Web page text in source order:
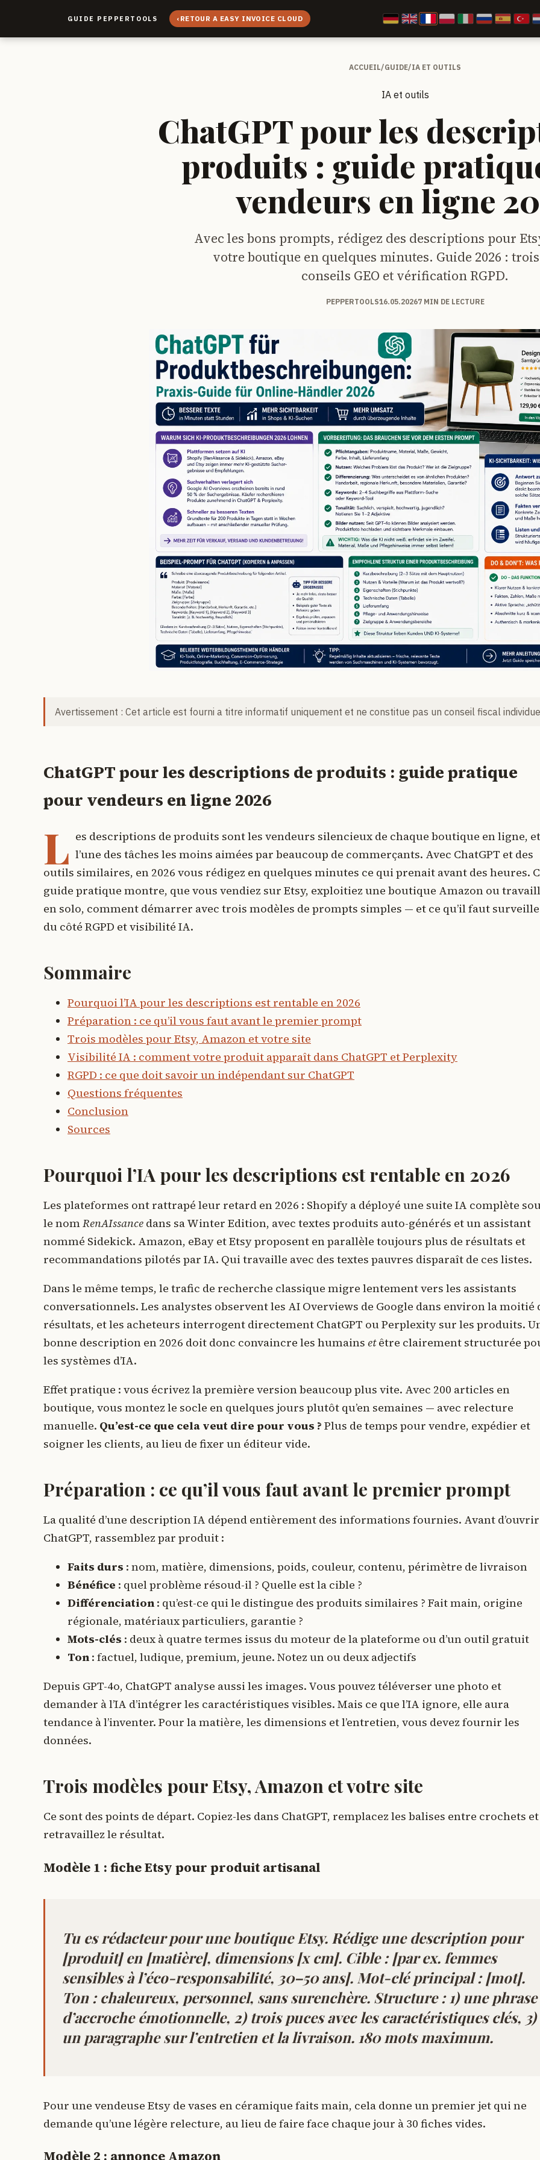
GUIDE PEPPERTOOLS ‹ RETOUR A EASY INVOICE CLOUD
ACCUEIL/GUIDE/IA ET OUTILS
IA et outils
ChatGPT pour les
produits : guide
vendeurs en ligne
Avec les bons prompts, rédigez des descriptions pour
votre boutique en quelques minutes. Guide 2026 :
conseils GEO et vérification RGPD.
PEPPERTOOLS16.05.20267 MIN DE LECTURE
Avertissement : Cet article est fourni a titre informatif uniquement et ne constitue pas un conseil fiscal
ChatGPT pour les descriptions de produits : guide pratique
pour vendeurs en ligne 2026
L es descriptions de produits sont les vendeurs silencieux de chaque boutique en ligne, et
l’une des tâches les moins aimées par beaucoup de commerçants. Avec ChatGPT et des
outils similaires, en 2026 vous rédigez en quelques minutes ce qui prenait avant des heures.
guide pratique montre, que vous vendiez sur Etsy, exploitiez une boutique Amazon ou
en solo, comment démarrer avec trois modèles de prompts simples — et ce qu’il faut
du côté RGPD et visibilité IA.
Sommaire
Pourquoi l’IA pour les descriptions est rentable en 2026
Préparation : ce qu’il vous faut avant le premier prompt
Trois modèles pour Etsy, Amazon et votre site
Visibilité IA : comment votre produit apparaît dans ChatGPT et Perplexity
RGPD : ce que doit savoir un indépendant sur ChatGPT
Questions fréquentes
Conclusion
Sources
Pourquoi l’IA pour les descriptions est rentable en 2026
Les plateformes ont rattrapé leur retard en 2026 : Shopify a déployé une suite IA complète
le nomRenAIssance dans sa Winter Edition, avec textes produits auto-générés et un assistant
nommé Sidekick. Amazon, eBay et Etsy proposent en parallèle toujours plus de résultats et
recommandations pilotés par IA. Qui travaille avec des textes pauvres disparaît de ces listes.
Dans le même temps, le trafic de recherche classique migre lentement vers les assistants
conversationnels. Les analystes observent les AI Overviews de Google dans environ la moitié
résultats, et les acheteurs interrogent directement ChatGPT ou Perplexity sur les produits.
bonne description en 2026 doit donc convaincre les humains etêtre clairement structurée
les systèmes d’IA.
Effet pratique : vous écrivez la première version beaucoup plus vite. Avec 200 articles en
boutique, vous montez le socle en quelques jours plutôt qu’en semaines — avec relecture
manuelle. Qu’est-ce que cela veut dire pour vous ? Plus de temps pour vendre, expédier et
soigner les clients, au lieu de fixer un éditeur vide.
Préparation : ce qu’il vous faut avant le premier prompt
La qualité d’une description IA dépend entièrement des informations fournies. Avant d’ouvrir
ChatGPT, rassemblez par produit :
Faits durs : nom, matière, dimensions, poids, couleur, contenu, périmètre de livraison
Bénéfice : quel problème résoud-il ? Quelle est la cible ?
Différenciation : qu’est-ce qui le distingue des produits similaires ? Fait main, origine
régionale, matériaux particuliers, garantie ?
Mots-clés : deux à quatre termes issus du moteur de la plateforme ou d’un outil gratuit
Ton : factuel, ludique, premium, jeune. Notez un ou deux adjectifs
Depuis GPT-4o, ChatGPT analyse aussi les images. Vous pouvez téléverser une photo et
demander à l’IA d’intégrer les caractéristiques visibles. Mais ce que l’IA ignore, elle aura
tendance à l’inventer. Pour la matière, les dimensions et l’entretien, vous devez fournir les
données.
Trois modèles pour Etsy, Amazon et votre site
Ce sont des points de départ. Copiez-les dans ChatGPT, remplacez les balises entre crochets et
retravaillez le résultat.
Modèle 1 : fiche Etsy pour produit artisanal
Tu es rédacteur pour une boutique Etsy. Rédige une description pour
[produit] en [matière], dimensions [x cm]. Cible : [par ex. femmes
sensibles à l’éco-responsabilité, 30–50 ans]. Mot-clé principal : [mot].
Ton : chaleureux, personnel, sans surenchère. Structure : 1) une phrase
d’accroche émotionnelle, 2) trois puces avec les caractéristiques clés, 3)
un paragraphe sur l’entretien et la livraison. 180 mots maximum.
Pour une vendeuse Etsy de vases en céramique faits main, cela donne un premier jet qui ne
demande qu’une légère relecture, au lieu de faire face chaque jour à 30 fiches vides.
Modèle 2 : annonce Amazon